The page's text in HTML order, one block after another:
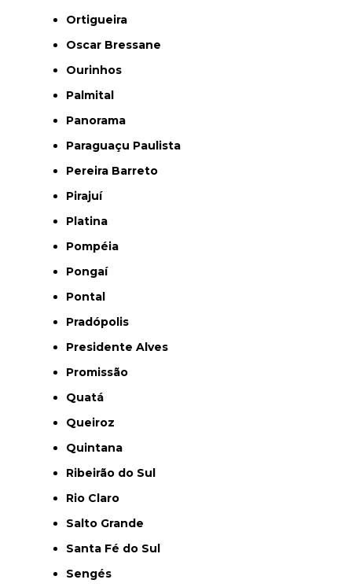
Ortigueira
Oscar Bressane
Ourinhos
Palmital
Panorama
Paraguaçu Paulista
Pereira Barreto
Pirajuí
Platina
Pompéia
Pongaí
Pontal
Pradópolis
Presidente Alves
Promissão
Quatá
Queiroz
Quintana
Ribeirão do Sul
Rio Claro
Salto Grande
Santa Fé do Sul
Sengés